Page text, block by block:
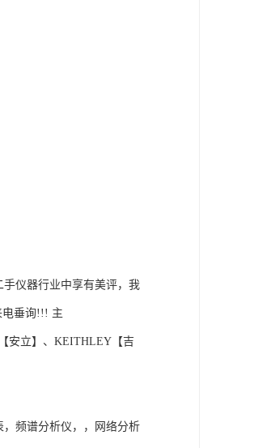
仪器行业中享有美评，我
电垂询!!! 主
安立】、KEITHLEY【吉
频谱分析仪，，网络分析